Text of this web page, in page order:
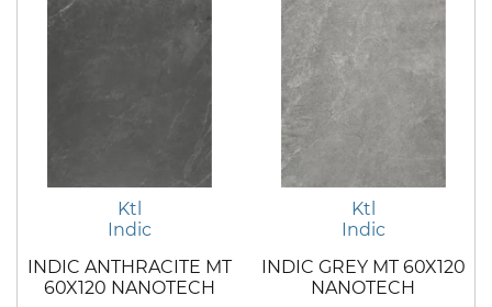
Ktl
Indic
INDIC ANTHRACITE MT
60X120 NANOTECH
Ktl
Indic
INDIC GREY MT 60X120
NANOTECH